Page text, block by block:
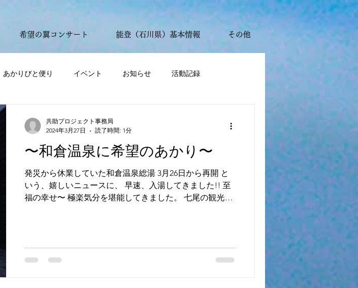
希望の翼コンサート 能登（石川県）基本情報 その他
あかりびと便り イベント お知らせ 活動記録
〜和倉温泉に希望のあかり〜
発災から休業していた和倉温泉総湯 3月26日から再開 と
いう、嬉しいニュースに、 早速、入湯してきました!! 至
福の幸せ〜 極楽気分を堪能してきました。 七尾の観光名
共助プロジェクト事務局
2024年3月27日
読了時間: 1分